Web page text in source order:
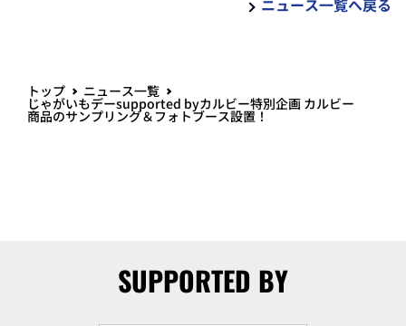
ニュース一覧へ戻る
トップ ニュース一覧
じゃがいもデーsupported byカルビー特別企画 カルビー
商品のサンプリング＆フォトブース設置！
SUPPORTED BY